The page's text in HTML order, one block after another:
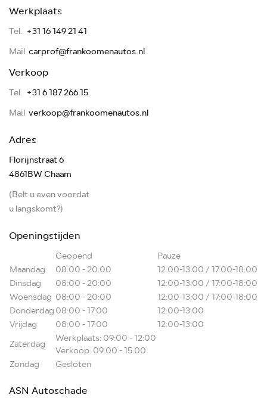
Werkplaats
Tel. +31 16 149 21 41
Mail carprof@frankoomenautos.nl
Verkoop
Tel. +31 6 187 266 15
Mail verkoop@frankoomenautos.nl
Adres
Florijnstraat 6
4861BW Chaam
(Belt u even voordat
u langskomt?)
Openingstijden
Geopend
Pauze
Maandag
08:00 - 20:00
12:00-13:00 / 17:00-18:00
Dinsdag
08:00 - 20:00
12:00-13:00 / 17:00-18:00
Woensdag 08:00 - 20:00
12:00-13:00 / 17:00-18:00
Donderdag08:00 - 17:00
12:00-13:00
Vrijdag
08:00 - 17:00
12:00-13:00
Zaterdag
Werkplaats: 09:00 - 12:00
Verkoop: 09:00 - 15:00
Zondag
Gesloten
ASN Autoschade